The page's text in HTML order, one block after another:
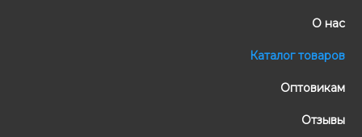
О нас
Каталог товаров
Оптовикам
Отзывы